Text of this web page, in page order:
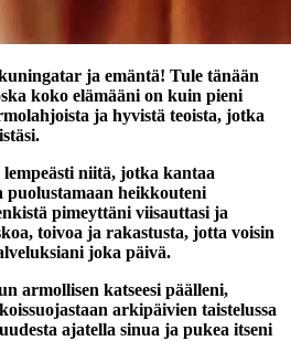
ja emäntä! Tule tänään
koko elämääni on kuin pieni
ja hyvistä teoista, jotka
niitä, jotka kantaa
heikkouteni
pimeyttäni viisauttasi ja
toivoa ja rakastusta, jotta voisin
joka päivä.
armollisen katseesi päälleni,
arkipäivien taistelussa
ajatella sinua ja pukea itseni